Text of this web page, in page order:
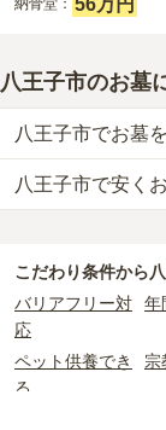
納骨堂： 56万円
八王子市のお墓
八王子市でお墓
八王子市での購入
65万円、納骨堂が
2つが主な費用とな
の一般墓
の平均
樹木葬・納骨堂・
八王子市で安く
万円からお求めい
する「合祀墓（ご
比べて省スペース
されています。
価格の目安は、1名
こだわり条件から
バリアフリー対
応
年
ペット供養でき
る
宗